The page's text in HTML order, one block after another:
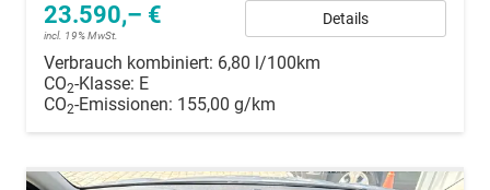
23.590,– €
incl. 19% MwSt.
Details
Verbrauch kombiniert: 6,80 l/100km
CO2-Klasse: E
CO2-Emissionen: 155,00 g/km